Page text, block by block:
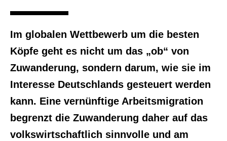
Im globalen Wettbewerb um die besten
Köpfe geht es nicht um das „ob“ von
Zuwanderung, sondern darum, wie sie im
Interesse Deutschlands gesteuert werden
kann. Eine vernünftige Arbeitsmigration
begrenzt die Zuwanderung daher auf das
volkswirtschaftlich sinnvolle und am